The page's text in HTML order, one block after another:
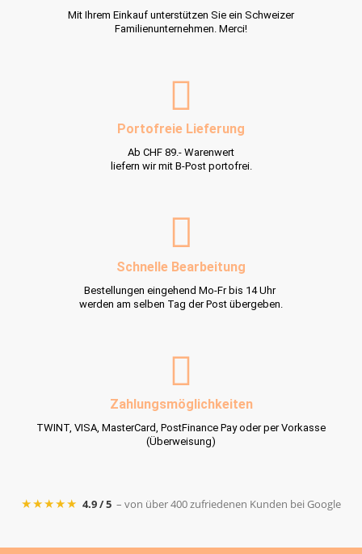
Mit Ihrem Einkauf unterstützen Sie ein Schweizer
Familienunternehmen. Merci!
Portofreie Lieferung
Ab CHF 89.- Warenwert
liefern wir mit B-Post portofrei.
Schnelle Bearbeitung
Bestellungen eingehend Mo-Fr bis 14 Uhr
werden am selben Tag der Post übergeben.
Zahlungsmöglichkeiten
TWINT, VISA, MasterCard, PostFinance Pay oder per Vorkasse
(Überweisung)
★★★★★ 4.9 / 5 – von über 400 zufriedenen Kunden bei Google